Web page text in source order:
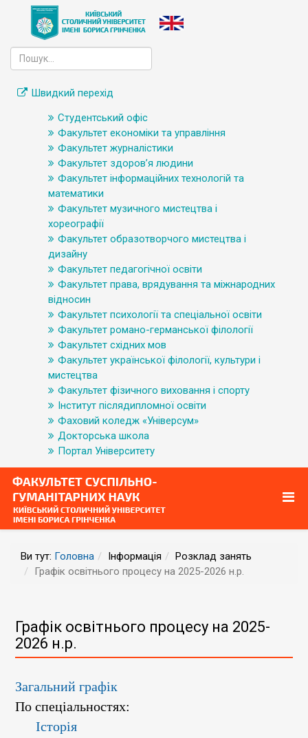
Швидкий перехід
Студентський офіс
Факультет економіки та управління
Факультет журналістики
Факультет здоров’я людини
Факультет інформаційних технологій та
математики
Факультет музичного мистецтва і
хореографії
Факультет образотворчого мистецтва і
дизайну
Факультет педагогічної освіти
Факультет права, врядування та міжнародних
відносин
Факультет психології та спеціальної освіти
Факультет романо-германської філології
Факультет східних мов
Факультет української філології, культури і
мистецтва
Факультет фізичного виховання і спорту
Інститут післядипломної освіти
Фаховий коледж «Універсум»
Докторська школа
Портал Університету
Ви тут: Головна Інформація
Розклад занять
Графік освітнього процесу на 2025-2026 н.р.
Графік освітнього процесу на 2025-
2026 н.р.
Загальний графік
По спеціальностях:
Історія